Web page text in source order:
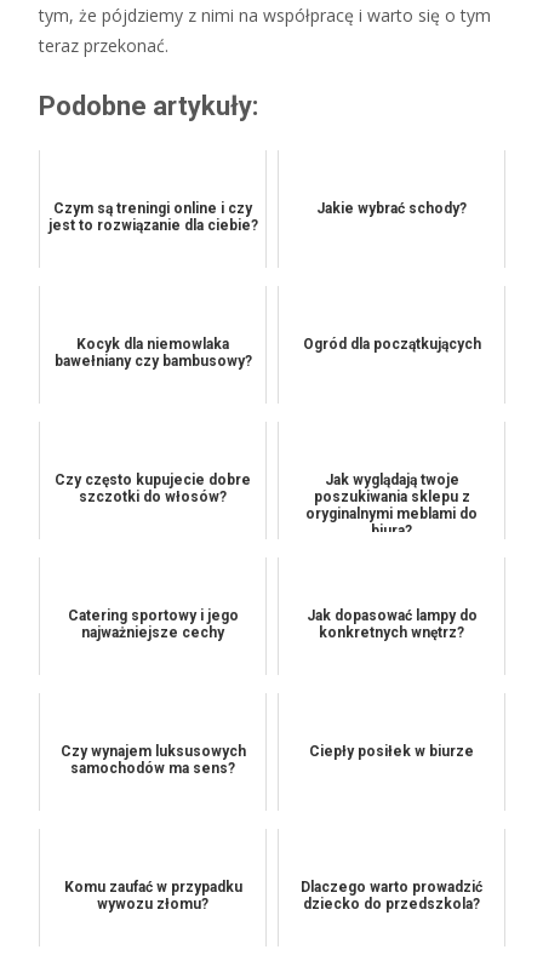
tym, że pójdziemy z nimi na współpracę i warto się o tym
teraz przekonać.
Podobne artykuły:
Czym są treningi online i czy
jest to rozwiązanie dla ciebie?
Jakie wybrać schody?
Kocyk dla niemowlaka
bawełniany czy bambusowy?
Ogród dla początkujących
Czy często kupujecie dobre
szczotki do włosów?
Jak wyglądają twoje
poszukiwania sklepu z
oryginalnymi meblami do
biura?
Catering sportowy i jego
najważniejsze cechy
Jak dopasować lampy do
konkretnych wnętrz?
Czy wynajem luksusowych
samochodów ma sens?
Ciepły posiłek w biurze
Komu zaufać w przypadku
wywozu złomu?
Dlaczego warto prowadzić
dziecko do przedszkola?